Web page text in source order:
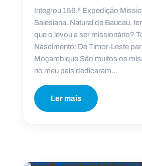
Integrou 156.ª Expedição
Salesiana. Natural de Baucau,
que o levou a ser missionário?
Nascimento: De Timor-Leste
Moçambique São muitos os
no meu país dedicaram...
Ler mais